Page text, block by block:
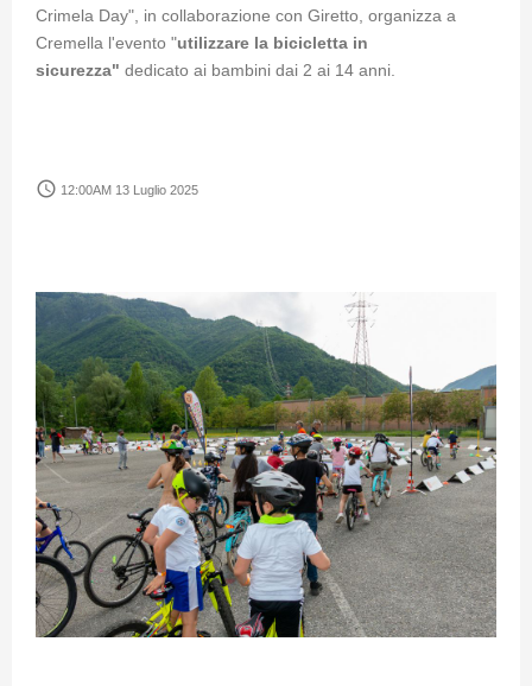
Crimela Day", in collaborazione con Giretto, organizza a
Cremella l'evento "utilizzare la bicicletta in
sicurezza" dedicato ai bambini dai 2 ai 14 anni.
access_time 12:00AM 13 Luglio 2025